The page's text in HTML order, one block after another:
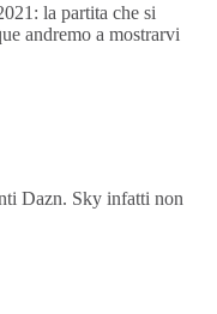
la partita che si
andremo a mostrarvi
Dazn. Sky infatti non